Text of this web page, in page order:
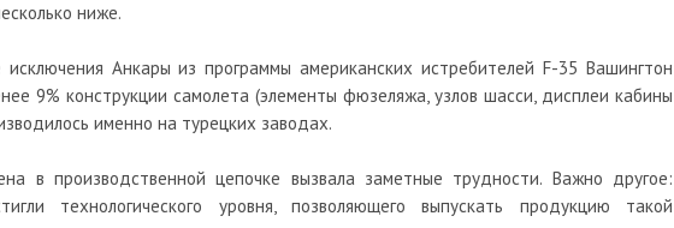
ниже.
исключения Анкары из программы американских истребителей F-35 Вашингтон
9% конструкции самолета (элементы фюзеляжа, узлов шасси, дисплеи кабины
именно на турецких заводах.
в производственной цепочке вызвала заметные трудности. Важно другое:
технологического уровня, позволяющего выпускать продукцию такой